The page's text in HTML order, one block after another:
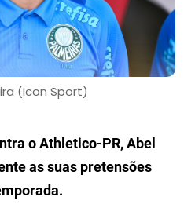
(Icon Sport)
o Athletico-PR, Abel
as suas pretensões